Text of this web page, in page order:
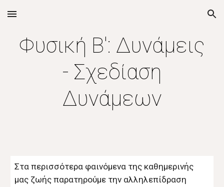
Skip to main content Skip to navigation
Φυσική Β': Δυνάμεις
- Σχεδίαση
Δυνάμεων
Στα περισσότερα φαινόμενα της καθημερινής
μας ζωής παρατηρούμε την αλληλεπίδραση